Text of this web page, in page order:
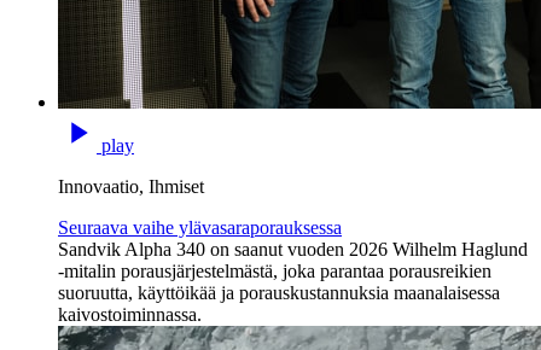
play
Innovaatio, Ihmiset
Seuraava vaihe ylävasaraporauksessa
Sandvik Alpha 340 on saanut vuoden 2026 Wilhelm Haglund
-mitalin porausjärjestelmästä, joka parantaa porausreikien
suoruutta, käyttöikää ja porauskustannuksia maanalaisessa
kaivostoiminnassa.